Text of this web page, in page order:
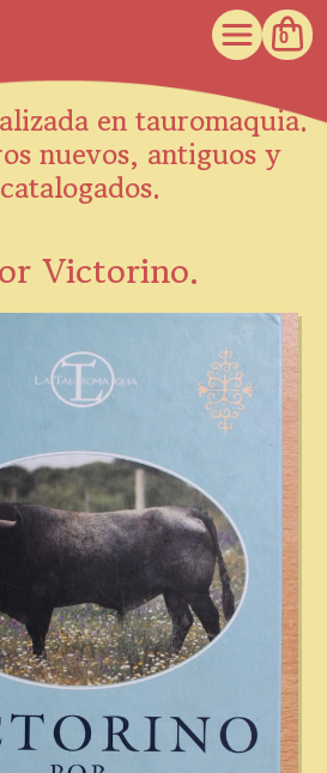
0
en tauromaquia.
nuevos, antiguos y
Victorino.